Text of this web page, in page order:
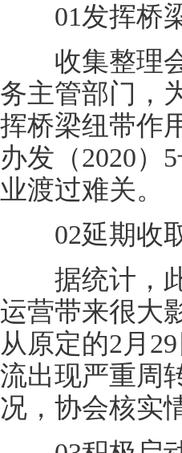
01发挥桥梁
收集整理会
务主管部门，
挥桥梁纽带作
办发（2020）
业渡过难关。
02延期收取
据统计，此
运营带来很大
从原定的2月
流出现严重周
况，协会核实